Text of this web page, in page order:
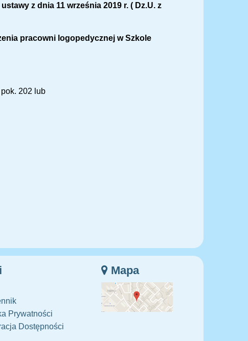
z dnia 11 września 2019 r. ( Dz.U. z
pracowni logopedycznej w Szkole
202 lub
Prywatności
Dostępności
Mapa